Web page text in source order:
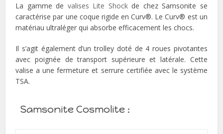
La gamme de valises Lite Shockde chez Samsonite se
caractérise par une coque rigide en Curv®. Le Curv® est un
matériau ultraléger qui absorbe efficacement les chocs.
Il s’agit également d’un trolley doté de 4 roues pivotantes
avec poignée de transport supérieure et latérale. Cette
valise a une fermeture et serrure certifiée avec le système
TSA.
Samsonite Cosmolite :